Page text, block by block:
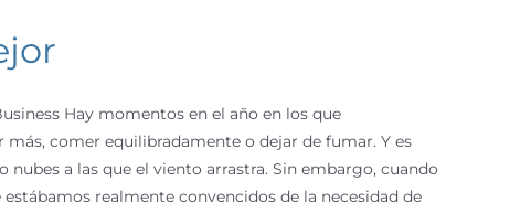
Hay momentos en el año en los que
comer equilibradamente o dejar de fumar. Y es
a las que el viento arrastra. Sin embargo, cuando
realmente convencidos de la necesidad de